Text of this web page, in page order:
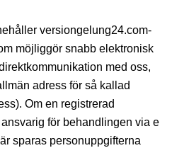
versiongelung24.com-
möjliggör snabb elektronisk
med oss,
adress för så kallad
Om en registrerad
för behandlingen via e
sparas personuppgifterna